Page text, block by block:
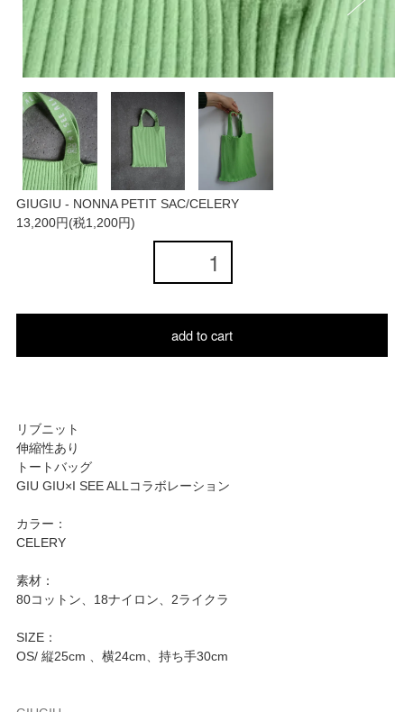
GIUGIU - NONNA PETIT SAC/CELERY
13,200円(税1,200円)
add to cart
リブニット
伸縮性あり
トートバッグ
GIU GIU×I SEE ALLコラボレーション
カラー：
CELERY
素材：
80コットン、18ナイロン、2ライクラ
SIZE：
OS/ 縦25cm 、横24cm、持ち手30cm